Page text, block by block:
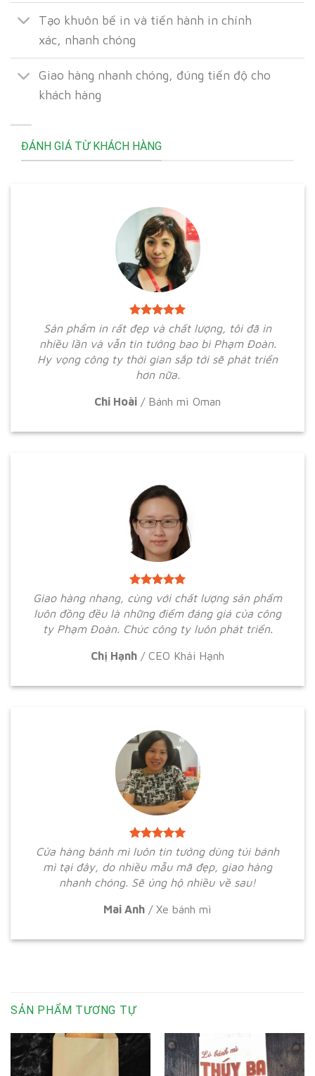
Tạo khuôn bế in và tiến hành in chính
xác, nhanh chóng
Giao hàng nhanh chóng, đúng tiến độ cho
khách hàng
ĐÁNH GIÁ TỪ KHÁCH HÀNG
Sản phẩm in rất đẹp và chất lượng, tôi đã in
nhiều lần và vẫn tin tưởng bao bì Phạm Đoàn.
Hy vọng công ty thời gian sắp tới sẽ phát triển
hơn nữa.
Chi Hoài / Bánh mì Oman
Giao hàng nhang, cùng với chất lượng sản phẩm
luôn đồng đều là những điểm đáng giá của công
ty Phạm Đoàn. Chúc công ty luôn phát triển.
Chị Hạnh / CEO Khải Hạnh
Cửa hàng bánh mì luôn tin tưởng dùng túi bánh
mì tại đây, do nhiều mẫu mã đẹp, giao hàng
nhanh chóng. Sẽ ủng hộ nhiều về sau!
Mai Anh / Xe bánh mì
SẢN PHẨM TƯƠNG TỰ